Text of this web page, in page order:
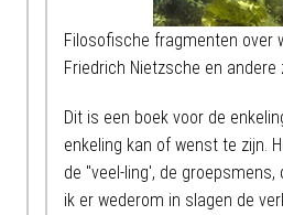
Filosofische fragmenten over
Friedrich Nietzsche en andere
Dit is een boek voor de
enkeling kan of wenst te zijn.
de "veel-ling', de
ik er wederom in slagen de